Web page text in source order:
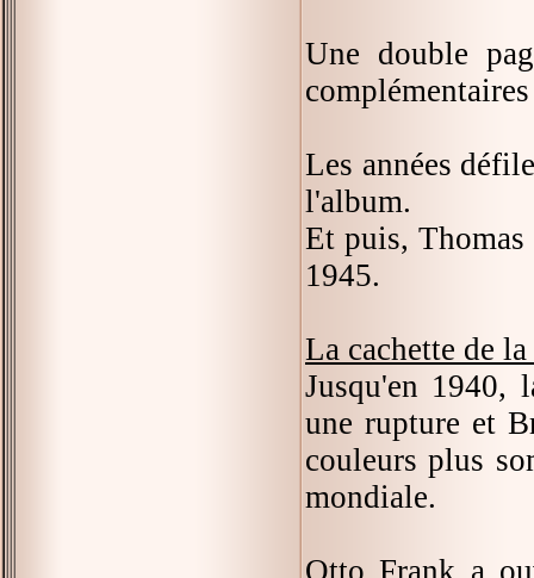
Une double
Les années
l'album.
Et puis,
1945.
La cachette de
Jusqu'en 1940,
une rupture et
couleurs plus
mondiale.